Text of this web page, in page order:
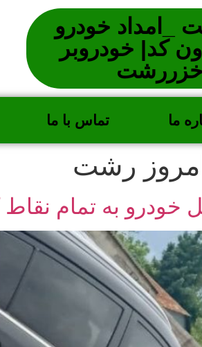
_امداد خودرو
_1893بدون کد| خودروبر
خزررشت
ما تماس با ما
رشت
به تمام